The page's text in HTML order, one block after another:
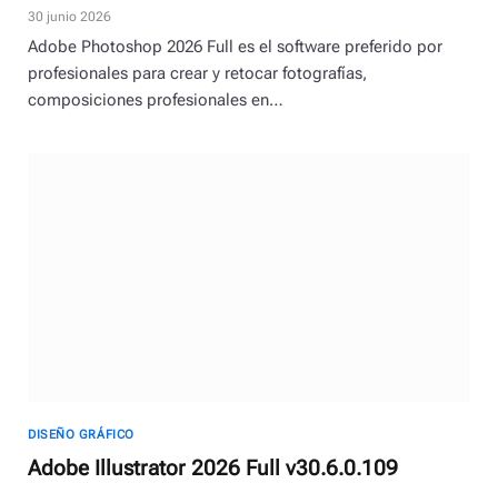
30 junio 2026
Adobe Photoshop 2026 Full es el software preferido por
profesionales para crear y retocar fotografías,
composiciones profesionales en…
DISEÑO GRÁFICO
Adobe Illustrator 2026 Full v30.6.0.109